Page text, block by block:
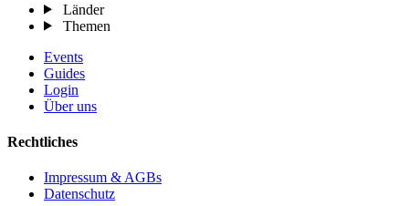
Länder
Themen
Events
Guides
Login
Über uns
Rechtliches
Impressum & AGBs
Datenschutz